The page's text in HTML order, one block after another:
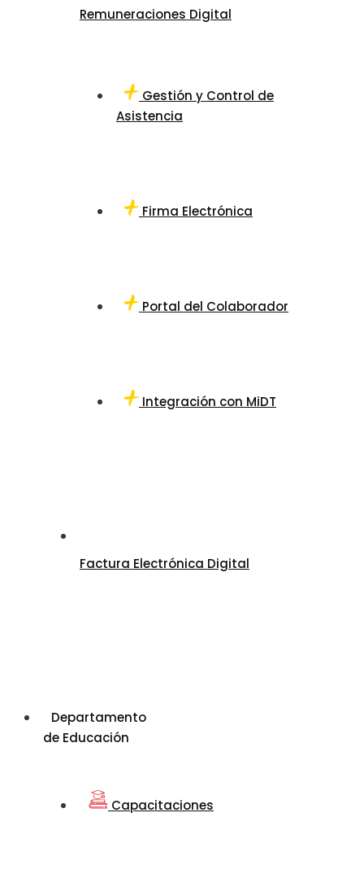
Remuneraciones Digital
Gestión y Control de
Asistencia
Firma Electrónica
Portal del Colaborador
Integración con MiDT
Factura Electrónica Digital
Departamento
de Educación
Capacitaciones